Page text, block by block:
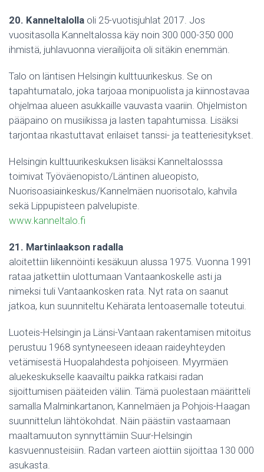
20. Kanneltalolla oli 25-vuotisjuhlat 2017. Jos
vuositasolla Kanneltalossa käy noin 300 000-350 000
ihmistä, juhlavuonna vierailijoita oli sitäkin enemmän.
Talo on läntisen Helsingin kulttuurikeskus. Se on
tapahtumatalo, joka tarjoaa monipuolista ja kiinnostavaa
ohjelmaa alueen asukkaille vauvasta vaariin. Ohjelmiston
pääpaino on musiikissa ja lasten tapahtumissa. Lisäksi
tarjontaa rikastuttavat erilaiset tanssi- ja teatteriesitykset.
Helsingin kulttuurikeskuksen lisäksi Kanneltalosssa
toimivat Työväenopisto/Läntinen alueopisto,
Nuorisoasiainkeskus/Kannelmäen nuorisotalo, kahvila
sekä Lippupisteen palvelupiste.
www.kanneltalo.fi
21. Martinlaakson radalla
aloitettiin liikennöinti kesäkuun alussa 1975. Vuonna 1991
rataa jatkettiin ulottumaan Vantaankoskelle asti ja
nimeksi tuli Vantaankosken rata. Nyt rata on saanut
jatkoa, kun suunniteltu Kehärata lentoasemalle toteutui.
Luoteis-Helsingin ja Länsi-Vantaan rakentamisen mitoitus
perustuu 1968 syntyneeseen ideaan raideyhteyden
vetämisestä Huopalahdesta pohjoiseen. Myyrmäen
aluekeskukselle kaavailtu paikka ratkaisi radan
sijoittumisen pääteiden väliin. Tämä puolestaan määritteli
samalla Malminkartanon, Kannelmäen ja Pohjois-Haagan
suunnittelun lähtökohdat. Näin päästiin vastaamaan
maaltamuuton synnyttämiin Suur-Helsingin
kasvuennusteisiin. Radan varteen aiottiin sijoittaa 130 000
asukasta.